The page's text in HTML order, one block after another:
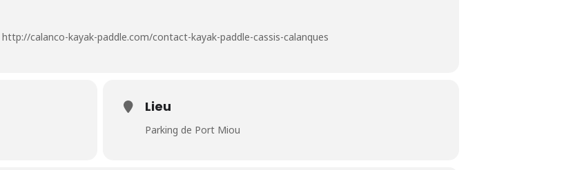
http://calanco-kayak-paddle.com/contact-kayak-paddle-cassis-calanques
Lieu
Parking de Port Miou